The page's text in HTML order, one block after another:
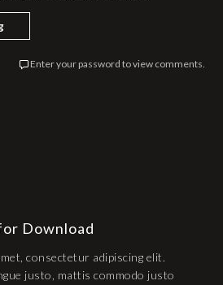
Enter your password to view comments.
Download
consectetur adipiscing elit.
justo, mattis commodo justo